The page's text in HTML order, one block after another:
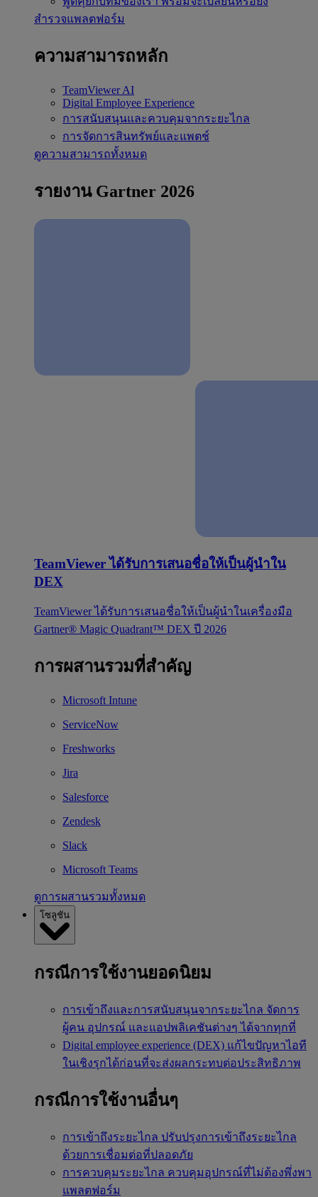
สำรวจแพลตฟอร์ม
ความสามารถหลัก
TeamViewer AI
Digital Employee Experience
การสนับสนุนและควบคุมจากระยะไกล
การจัดการสินทรัพย์และแพตช์
ดูความสามารถทั้งหมด
รายงาน Gartner 2026
TeamViewer ได้รับการเสนอชื่อให้เป็นผู้นำใน
DEX
TeamViewer ได้รับการเสนอชื่อให้เป็นผู้นำในเครื่องมือ
Gartner® Magic Quadrant™ DEX ปี 2026
การผสานรวมที่สำคัญ
Microsoft Intune
ServiceNow
Freshworks
Jira
Salesforce
Zendesk
Slack
Microsoft Teams
ดูการผสานรวมทั้งหมด
โซลูชัน
กรณีการใช้งานยอดนิยม
การเข้าถึงและการสนับสนุนจากระยะไกล จัดการ
ผู้คน อุปกรณ์ และแอปพลิเคชันต่างๆ ได้จากทุกที่
Digital employee experience (DEX) แก้ไขปัญหาไอที
ในเชิงรุกได้ก่อนที่จะส่งผลกระทบต่อประสิทธิภาพ
กรณีการใช้งานอื่นๆ
การเข้าถึงระยะไกล ปรับปรุงการเข้าถึงระยะไกล
ด้วยการเชื่อมต่อที่ปลอดภัย
การควบคุมระยะไกล ควบคุมอุปกรณ์ที่ไม่ต้องพึ่งพา
แพลตฟอร์ม